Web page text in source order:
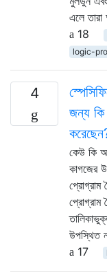
এলে
18
logic-
4
জন্য
কেউ কি
কাগজের
প্রোগ্রাম
প্রোগ্রাম
উপস্থিত
17